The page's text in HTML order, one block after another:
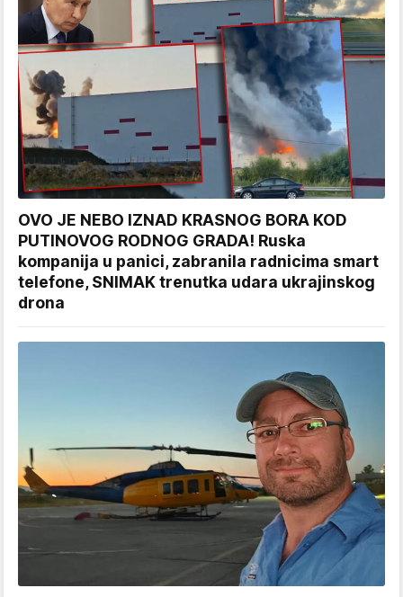
OVO JE NEBO IZNAD KRASNOG BORA KOD
PUTINOVOG RODNOG GRADA! Ruska
kompanija u panici, zabranila radnicima smart
telefone, SNIMAK trenutka udara ukrajinskog
drona